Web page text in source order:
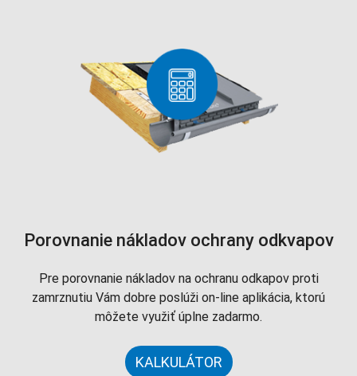
Porovnanie nákladov ochrany odkvapov
Pre porovnanie nákladov na ochranu odkapov proti
zamrznutiu Vám dobre poslúži on-line aplikácia, ktorú
môžete využiť úplne zadarmo.
KALKULÁTOR